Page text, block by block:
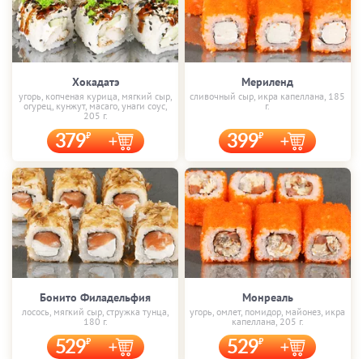
Хокадатэ
угорь, копченая курица, мягкий сыр,
огурец, кунжут, масаго, унаги соус,
205 г.
379
Мериленд
сливочный сыр, икра капеллана, 185
г.
399
Бонито Филадельфия
лосось, мягкий сыр, стружка тунца,
180 г.
529
Монреаль
угорь, омлет, помидор, майонез, икра
капеллана, 205 г.
529